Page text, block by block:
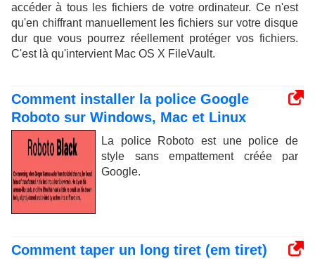
accéder à tous les fichiers de votre ordinateur. Ce n'est
qu'en chiffrant manuellement les fichiers sur votre disque
dur que vous pourrez réellement protéger vos fichiers.
C'est là qu'intervient Mac OS X FileVault.
Comment installer la police Google
Roboto sur Windows, Mac et Linux
La police Roboto est une police de
style sans empattement créée par
Google.
Comment taper un long tiret (em tiret)